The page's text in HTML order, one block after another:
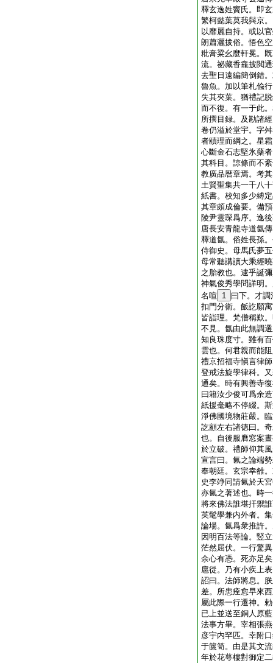
釋玄逸姓竇氏。即
繁柯懿葉莫我與京
以靡麗自持。或以
朗蕭灑拔俗。悟色
粃膏粱幺麼軒冕。
流。祕藏香龕披閲
去聖日遠編簡倒錯
魯魚。加以筆札偸
失其夾葉。猶禮記
而不復。有一于此
所撰目録。及勘諸
卷仍溢於堂宇。字
者賾理而綱之。星
心斷金石志堅氷蘖
其科目。諒條而不
教廣品暦章焉。考
土賢聖集共一千八
紙書。校知多少縛
其章頗成倫要。備
陵尹靈琛爲序。逸
唐長安青龍寺道氤傳
釋道氤。俗姓長孫
侍御史。母馬氏夢
母常聽講讀大乘經
之胎教也。逮乎誕
神氣俊秀學問詳明
名喧
1 曰下。才
扣門分衞。飯訖願
皆詣理。梵僧稱歎
不見。氤由此無調
知良珠度寸。雖有
雲也。何君親而能
禮京招福寺愼言律
登戒法旋學律科。
通矣。時有興善寺
曰籍汝少俊可爲余
紙援毫略不停綴。
淨佛國境物莊嚴。
訖顧左右諸徳曰。
也。自後服膺窓案
於立破。禮師仰其
宣言曰。氤之論端
奉朝廷。玄宗幸雒
史李竫同請氤於天
亦氤之著述也。時
將來佛法誰堪扞禦
英髦學兼内外者。
論場。氤爲衆推許
因明百法等論。竪
茫然屈伏。一行驚
余心有憑。死亦足
扈從。乃有小疾上
詔曰。法師將息。
差。所患痊愈早來
屬此際一行遷神。
已上並送至銅人原
法事方畢。宰相張
彦宇内罕匹。幸附
于篋笥。由是其文
年於花萼樓對御定